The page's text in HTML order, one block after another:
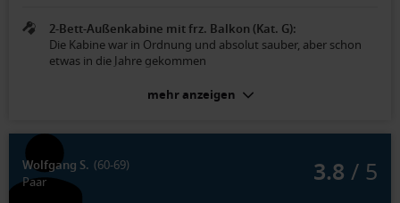
2-Bett-Außenkabine mit frz. Balkon (Kat. G):
Die Kabine war in Ordnung und absolut sauber, aber schon
etwas in die Jahre gekommen
mehr anzeigen
Wolfgang S. (60-69)
Paar
3.8 / 5